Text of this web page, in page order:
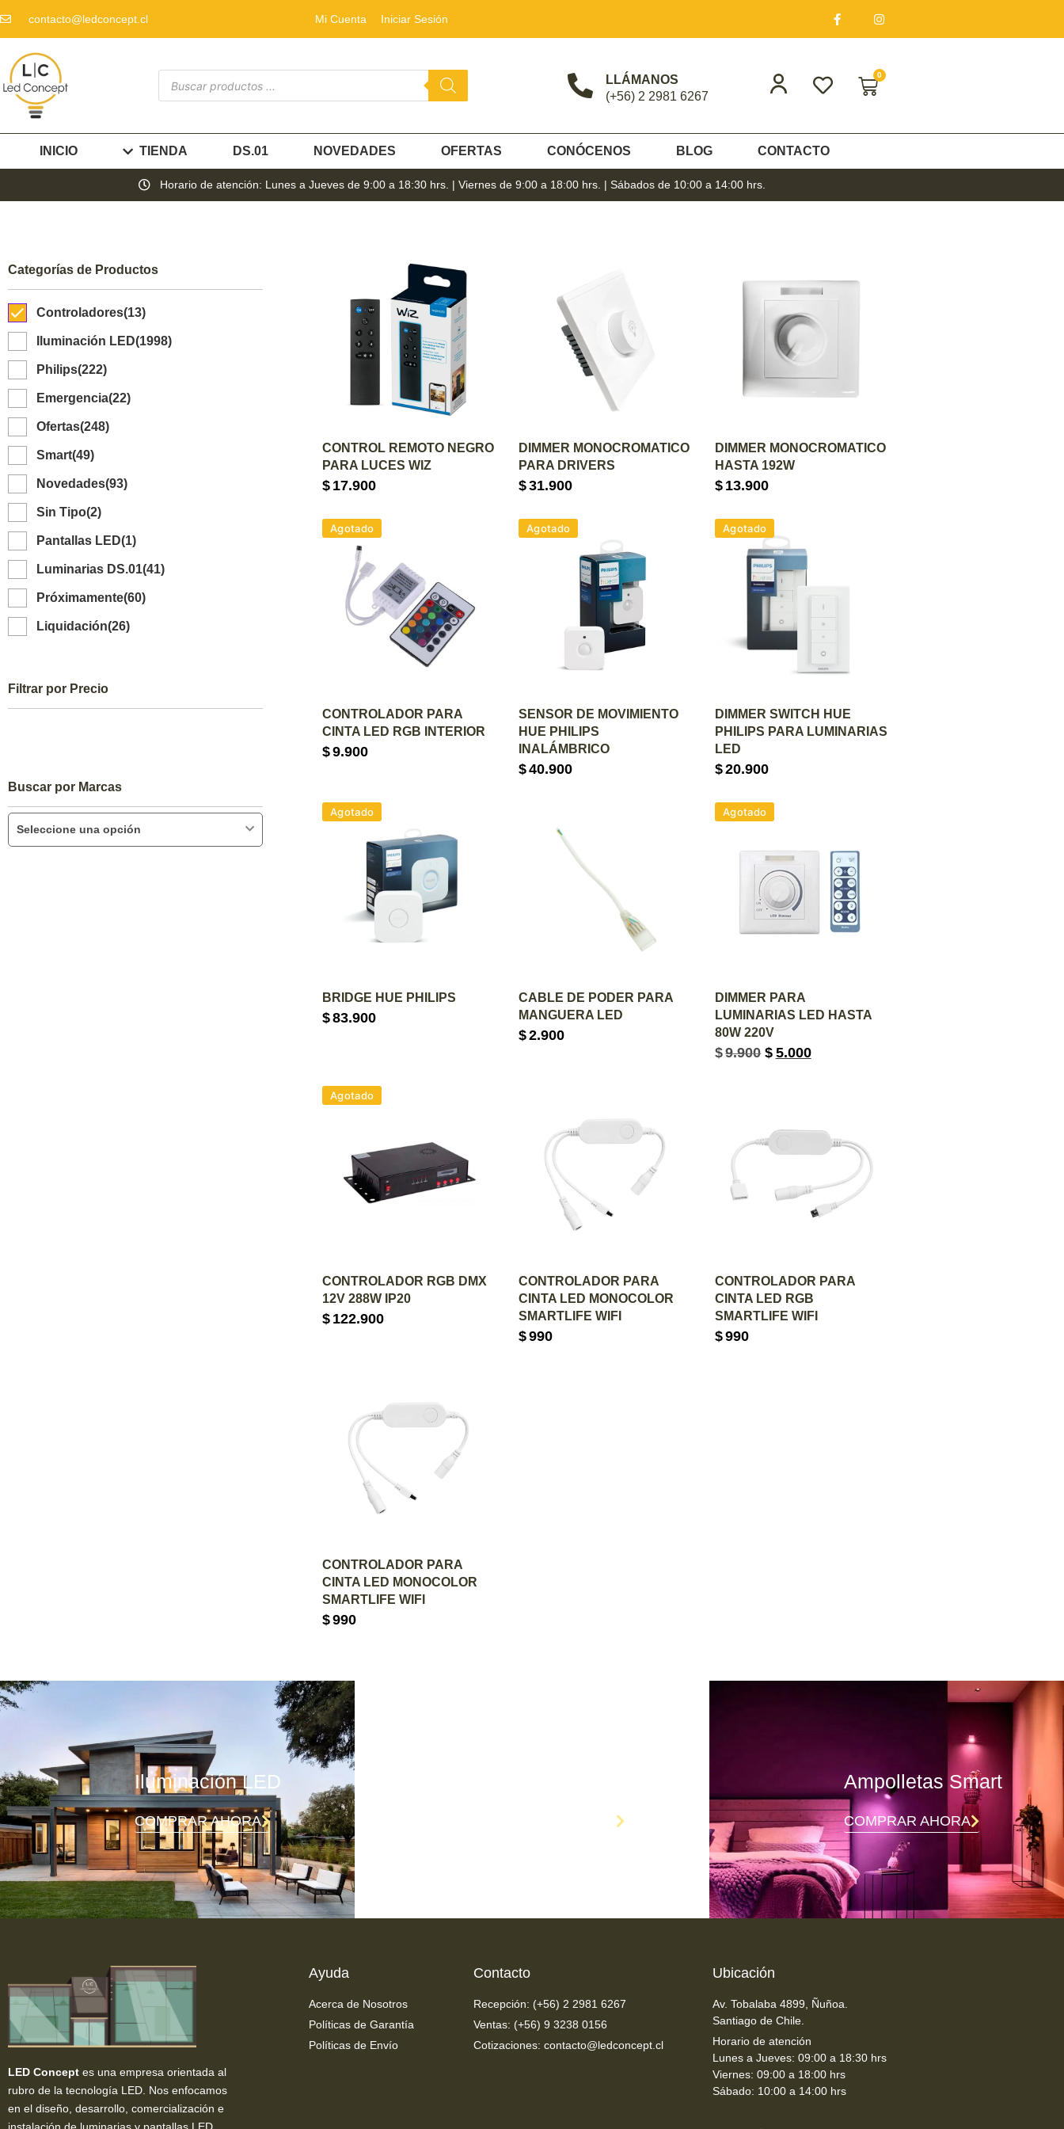
contacto@ledconcept.cl Mi Cuenta Iniciar Sesión
LLÁMANOS
(+56) 2 2981 6267
0
INICIO TIENDA DS.01 NOVEDADES OFERTAS CONÓCENOS BLOG CONTACTO
Horario de atención: Lunes a Jueves de 9:00 a 18:30 hrs. | Viernes de 9:00 a 18:00 hrs. | Sábados de 10:00 a 14:00 hrs.
Categorías de Productos
Controladores(13)
Iluminación LED(1998)
Philips(222)
Emergencia(22)
Ofertas(248)
Smart(49)
Novedades(93)
Sin Tipo(2)
Pantallas LED(1)
Luminarias DS.01(41)
Próximamente(60)
Liquidación(26)
Filtrar por Precio
Buscar por Marcas
Seleccione una opción
AGREGAR AL CARRITO
CONTROL REMOTO NEGRO
PARA LUCES WIZ
$ 17.900
AGREGAR AL CARRITO
DIMMER MONOCROMATICO
PARA DRIVERS
$31.900
AGREGAR AL CARRITO
DIMMER MONOCROMATICO
HASTA 192W
$ 13.900
Agotado
AGREGAR AL CARRITO
CONTROLADOR PARA
CINTA LED RGB INTERIOR
$9.900
Agotado
AGREGAR AL CARRITO
SENSOR DE MOVIMIENTO
HUE PHILIPS
INALÁMBRICO
$40.900
Agotado
AGREGAR AL CARRITO
DIMMER SWITCH HUE
PHILIPS PARA LUMINARIAS
LED
$20.900
Agotado
AGREGAR AL CARRITO
BRIDGE HUE PHILIPS
$83.900
AGREGAR AL CARRITO
CABLE DE PODER PARA
MANGUERA LED
$2.900
Agotado
AGREGAR AL CARRITO
DIMMER PARA
LUMINARIAS LED HASTA
80W 220V
$9.900 $ 5.000
Agotado
AGREGAR AL CARRITO
CONTROLADOR RGB DMX
12V 288W IP20
$ 122.900
AGREGAR AL CARRITO
CONTROLADOR PARA
CINTA LED MONOCOLOR
SMARTLIFE WIFI
$990
AGREGAR AL CARRITO
CONTROLADOR PARA
CINTA LED RGB
SMARTLIFE WIFI
$990
AGREGAR AL CARRITO
CONTROLADOR PARA
CINTA LED MONOCOLOR
SMARTLIFE WIFI
$990
Iluminación LED
COMPRAR AHORA
Ampolletas Smart
COMPRAR AHORA
LED Concept es una empresa orientada al
rubro de la tecnología LED. Nos enfocamos
en el diseño, desarrollo, comercialización e
Ayuda
Acerca de Nosotros
Políticas de Garantía
Políticas de Envío
Contacto
Recepción: (+56) 2 2981 6267
Ventas: (+56) 9 3238 0156
Cotizaciones: contacto@ledconcept.cl
Ubicación
Av. Tobalaba 4899, Ñuñoa.
Santiago de Chile.
Horario de atención
Lunes a Jueves: 09:00 a 18:30 hrs
Viernes: 09:00 a 18:00 hrs
Sábado: 10:00 a 14:00 hrs